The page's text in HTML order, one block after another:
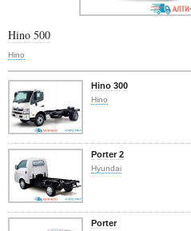
Hino 500
Hino
Hino 300
Hino
Porter 2
Hyundai
Porter